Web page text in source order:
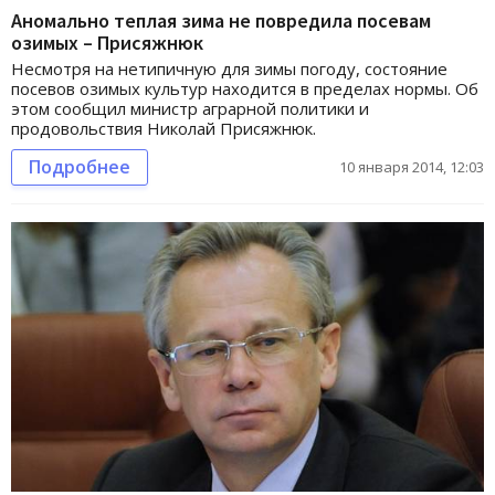
Аномально теплая зима не повредила посевам
озимых – Присяжнюк
Несмотря на нетипичную для зимы погоду, состояние
посевов озимых культур находится в пределах нормы. Об
этом сообщил министр аграрной политики и
продовольствия Николай Присяжнюк.
Подробнее 10 января 2014, 12:03